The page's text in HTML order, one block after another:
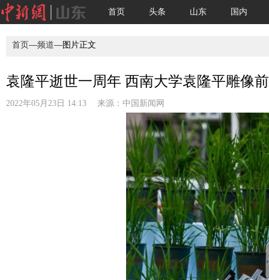
首页 头条 山东 国内
首页—频道—图片正文
袁隆平逝世一周年 西南大学袁隆平雕像
2022年05月23日 14:13 来源： 中国新闻网